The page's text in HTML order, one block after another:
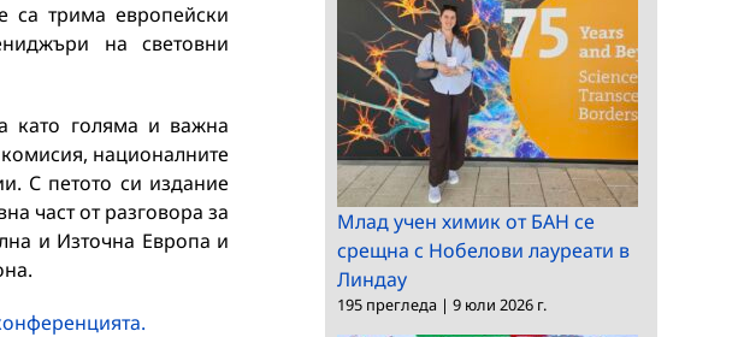
са трима европейски
на световни
като голяма и важна
националните
С петото си издание
част от разговора за
и Източна Европа и
Млад учен химик от БАН се
срещна с Нобелови лауреати в
Линдау
195 прегледа | 9 юли 2026 г.